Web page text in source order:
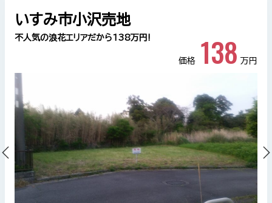
いすみ市小沢売地
不人気の浪花エリアだから138万円!
価格 138 万円